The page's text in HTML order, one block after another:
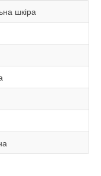
шкіра